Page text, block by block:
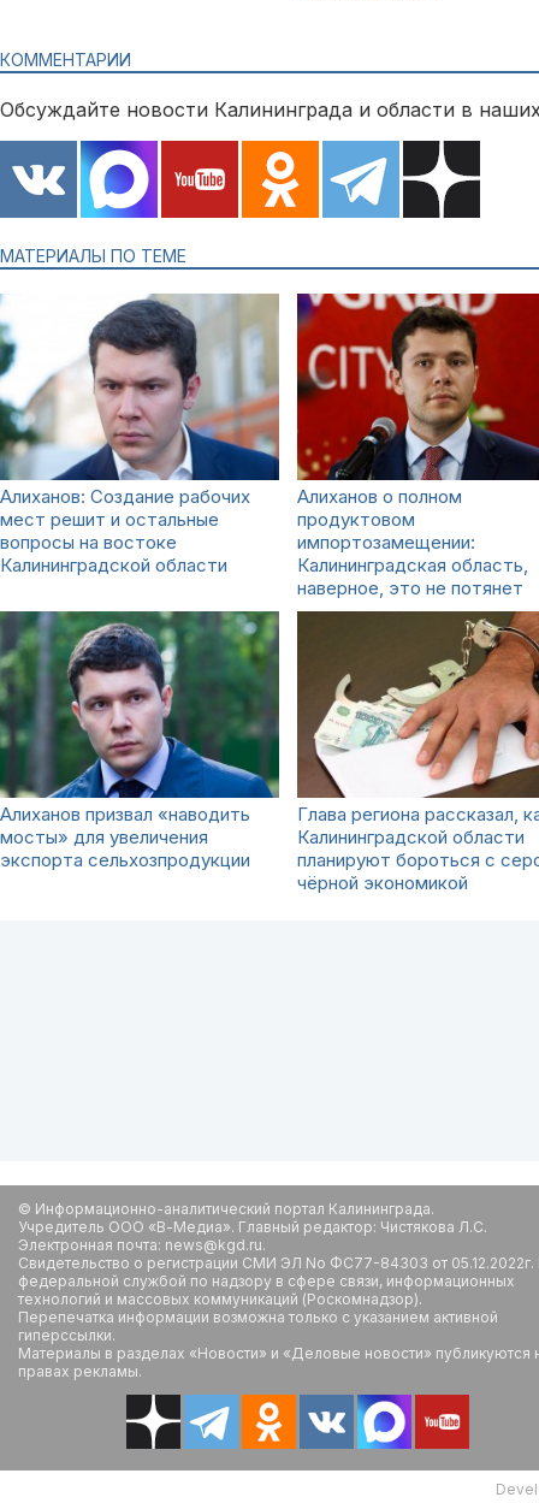
КОММЕНТАРИИ
Обсуждайте новости Калининграда и области в
МАТЕРИАЛЫ ПО ТЕМЕ
Алиханов: Создание рабочих
мест решит и остальные
вопросы на востоке
Калининградской области
Алиханов о полном
продуктовом
импортозамещении:
Калининградская область,
наверное, это не потянет
Алиханов призвал «наводить
мосты» для увеличения
экспорта сельхозпродукции
Глава региона рассказал,
Калининградской области
планируют бороться с
чёрной экономикой
© Информационно-аналитический портал Калининграда.
Учредитель ООО «В-Медиа». Главный редактор: Чистякова Л.С.
Электронная почта: news@kgd.ru.
Свидетельство о регистрации СМИ ЭЛ No ФС77-84303 от
федеральной службой по надзору в сфере связи, информационных
технологий и массовых коммуникаций (Роскомнадзор).
Перепечатка информации возможна только с указанием активной
гиперссылки.
Материалы в разделах «Новости» и «Деловые новости» публикуются
правах рекламы.